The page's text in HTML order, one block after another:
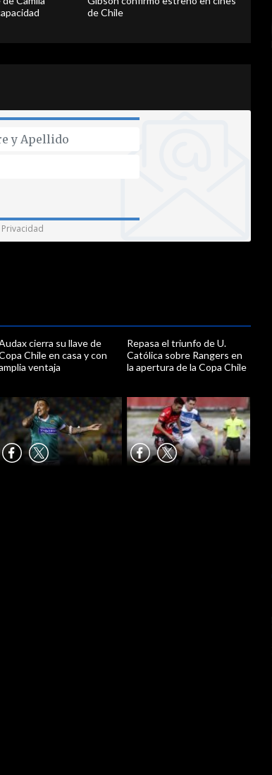
de Chile
cierra su llave de
Chile en casa y con
ventaja
Repasa el triunfo de U.
Católica sobre Rangers en
la apertura de la Copa Chile